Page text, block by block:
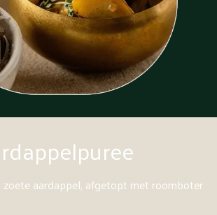
zoete aardappel, afgetopt met roomboter